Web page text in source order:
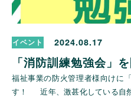
イベント 2024.08.17
「消防訓練勉強会」
福祉事業の防火管理者様向けに
す！ 近年、激甚化している自